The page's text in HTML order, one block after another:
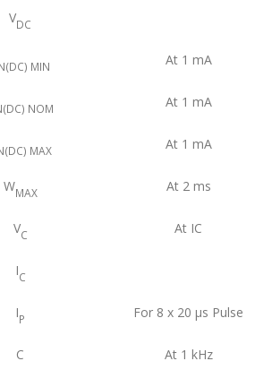
VDC
MIN At 1 mA
NOM At 1 mA
MAX At 1 mA
WMAX At 2 ms
VC At IC
IC
IP For 8 x 20 μs Pulse
C At 1 kHz